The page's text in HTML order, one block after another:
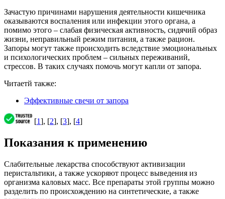
Зачастую причинами нарушения деятельности кишечника
оказываются воспаления или инфекции этого органа, а
помимо этого – слабая физическая активность, сидячий образ
жизни, неправильный режим питания, а также рацион.
Запоры могут также происходить вследствие эмоциональных
и психологических проблем – сильных переживаний,
стрессов. В таких случаях помочь могут капли от запора.
Читаетй также:
Эффективные свечи от запора
[1], [2], [3], [4]
Показания к применению
Слабительные лекарства способствуют активизации
перистальтики, а также ускоряют процесс выведения из
организма каловых масс. Все препараты этой группы можно
разделить по происхождению на синтетические, а также